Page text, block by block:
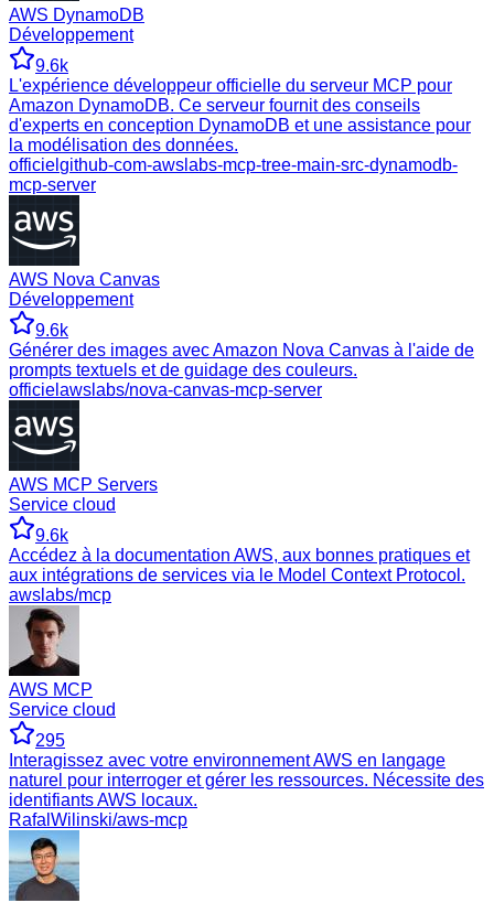
AWS DynamoDB
Développement
9.6k
L'expérience développeur officielle du serveur MCP pour
Amazon DynamoDB. Ce serveur fournit des conseils
d'experts en conception DynamoDB et une assistance pour
la modélisation des données.
officiel github-com-awslabs-mcp-tree-main-src-dynamodb-
mcp-server
AWS Nova Canvas
Développement
9.6k
Générer des images avec Amazon Nova Canvas à l'aide de
prompts textuels et de guidage des couleurs.
officiel awslabs/nova-canvas-mcp-server
AWS MCP Servers
Service cloud
9.6k
Accédez à la documentation AWS, aux bonnes pratiques et
aux intégrations de services via le Model Context Protocol.
awslabs/mcp
AWS MCP
Service cloud
295
Interagissez avec votre environnement AWS en langage
naturel pour interroger et gérer les ressources. Nécessite des
identifiants AWS locaux.
RafalWilinski/aws-mcp